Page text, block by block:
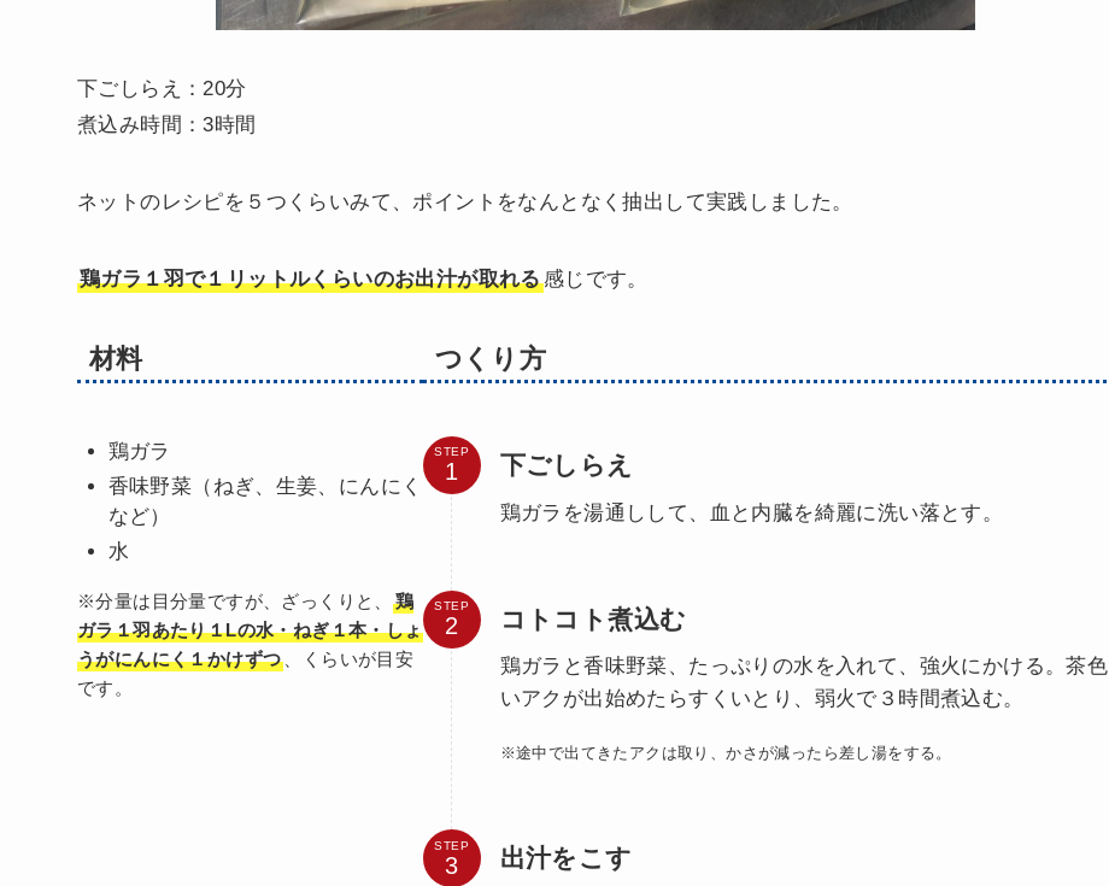
下ごしらえ：20分
煮込み時間：3時間
ネットのレシピを５つくらいみて、ポイントをなんとなく抽出して実践しました。
鶏ガラ１羽で１リットルくらいのお出汁が取れる感じです。
材料
鶏ガラ
香味野菜（ねぎ、生姜、にんにく
など）
水
※分量は目分量ですが、ざっくりと、
鶏
ガラ１羽あたり１Lの水・ねぎ１本・しょ
うがにんにく１かけずつ
、くらいが目安
です。
つくり方
STEP 下ごしらえ
鶏ガラを湯通しして、血と内臓を綺麗に洗い落とす。
STEP コトコト煮込む
鶏ガラと香味野菜、たっぷりの水を入れて、強火にかける。茶色
いアクが出始めたらすくいとり、弱火で３時間煮込む。
※途中で出てきたアクは取り、かさが減ったら差し湯をする。
STEP 出汁をこす